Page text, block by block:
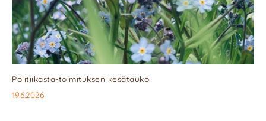
Politiikasta-toimituksen kesätauko
19.6.2026